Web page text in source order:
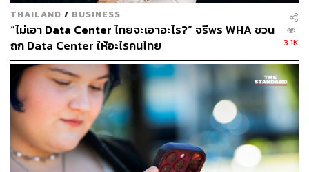
THAILAND / BUSINESS
“ไม่เอา Data Center ไทยจะเอาอะไร?” จรีพร WHA ชวน
ถก Data Center ให้อะไรคนไทย
3.1K